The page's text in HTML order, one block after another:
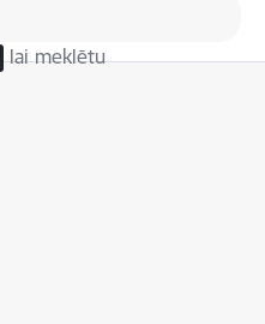
lai meklētu